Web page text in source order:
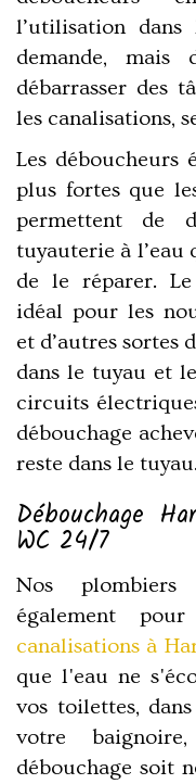
l’utilisation
demande, mais
débarrasser des
les canalisations,
Les déboucheurs
plus fortes que
permettent de
tuyauterie à l’eau
de le réparer.
idéal pour les
et d’autres sortes
dans le tuyau et
circuits
débouchage
reste dans le tuyau.
Débouchage
WC 24/7
Nos plombiers
également
canalisations à
que l'eau ne
vos toilettes,
votre
débouchage soit